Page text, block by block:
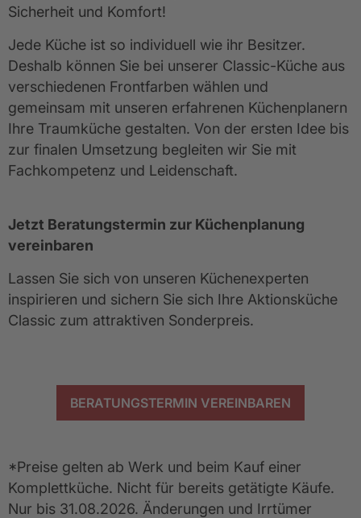
Sicherheit und Komfort!
Jede Küche ist so individuell wie ihr Besitzer.
Deshalb können Sie bei unserer Classic-Küche aus
verschiedenen Frontfarben wählen und
gemeinsam mit unseren erfahrenen Küchenplanern
Ihre Traumküche gestalten. Von der ersten Idee bis
zur finalen Umsetzung begleiten wir Sie mit
Fachkompetenz und Leidenschaft.
Jetzt Beratungstermin zur Küchenplanung
vereinbaren
Lassen Sie sich von unseren Küchenexperten
inspirieren und sichern Sie sich Ihre Aktionsküche
Classic zum attraktiven Sonderpreis.
BERATUNGSTERMIN VEREINBAREN
*Preise gelten ab Werk und beim Kauf einer
Komplettküche. Nicht für bereits getätigte Käufe.
Nur bis 31.08.2026. Änderungen und Irrtümer